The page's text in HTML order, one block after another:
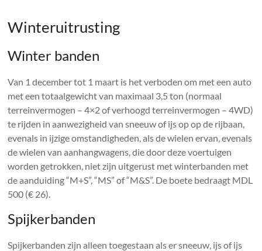
Winteruitrusting
Winter banden
Van 1 december tot 1 maart is het verboden om met een auto
met een totaalgewicht van maximaal 3,5 ton (normaal
terreinvermogen – 4×2 of verhoogd terreinvermogen – 4WD)
te rijden in aanwezigheid van sneeuw of ijs op op de rijbaan,
evenals in ijzige omstandigheden, als de wielen ervan, evenals
de wielen van aanhangwagens, die door deze voertuigen
worden getrokken, niet zijn uitgerust met winterbanden met
de aanduiding “M+S”, “MS” of “M&S”. De boete bedraagt ​​MDL
500 (€ 26).
Spijkerbanden
Spijkerbanden zijn alleen toegestaan ​​als er sneeuw, ijs of ijs